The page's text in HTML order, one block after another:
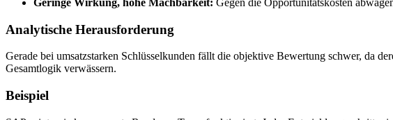
Geringe Wirkung, hohe Machbarkeit: Gegen die Opportunitätskosten
Analytische Herausforderung
Gerade bei umsatzstarken Schlüsselkunden fällt die objektive Bewertung schwer, da
Gesamtlogik verwässern.
Beispiel